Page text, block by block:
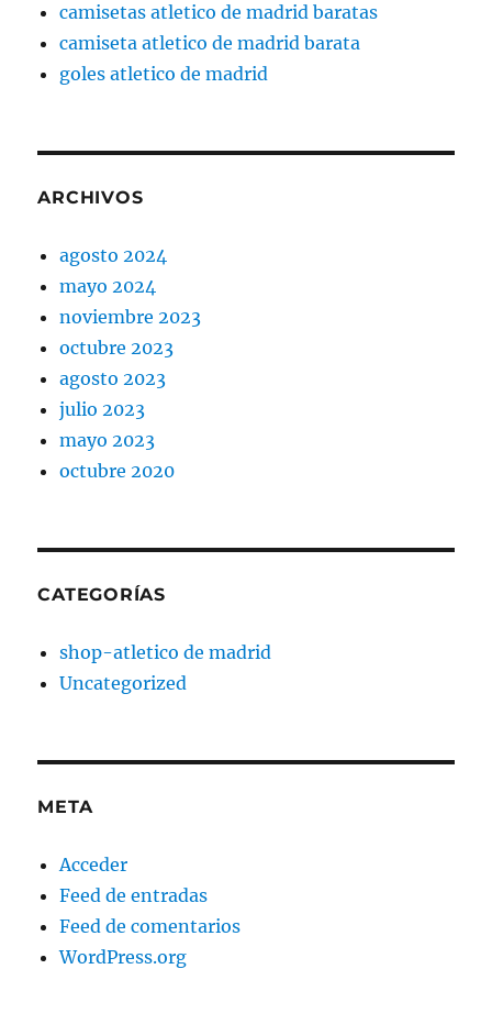
camisetas atletico de madrid baratas
camiseta atletico de madrid barata
goles atletico de madrid
ARCHIVOS
agosto 2024
mayo 2024
noviembre 2023
octubre 2023
agosto 2023
julio 2023
mayo 2023
octubre 2020
CATEGORÍAS
shop-atletico de madrid
Uncategorized
META
Acceder
Feed de entradas
Feed de comentarios
WordPress.org